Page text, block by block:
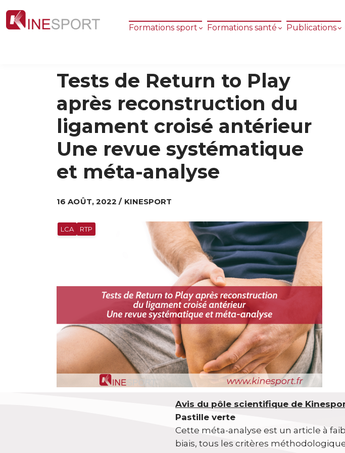
Formations sport Formations santé Publications
Tests de Return to Play
après reconstruction du
ligament croisé antérieur
Une revue systématique
et méta-analyse
16 AOÛT, 2022 / KINESPORT
LCA RTP
Avis du pôle scientifique de
Pastille verte
Cette méta-analyse est un article à
biais, tous les critères